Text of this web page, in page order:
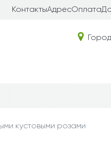
КонтактыАдресОплата
кустовыми розами